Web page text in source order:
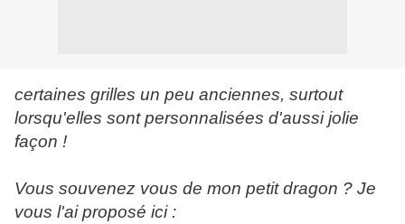
certaines grilles un peu anciennes, surtout
lorsqu'elles sont personnalisées d'aussi jolie
façon !
Vous souvenez vous de mon petit dragon ? Je
vous l'ai proposé ici :